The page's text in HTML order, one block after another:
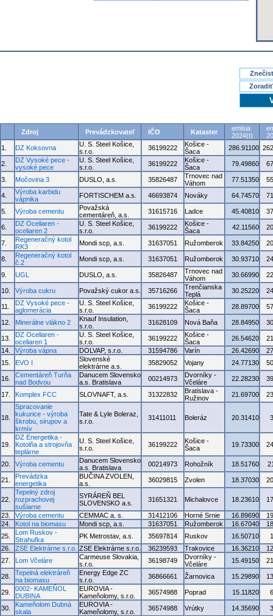
Zdroj Prevádzkovateľ IČO Kataster
emisia
2024(t)
1.
DZ Koksovna
U. S. Steel Košice,
s.r.o.
36199222
Košice -
Šaca
286.91100
2.
DZ Vysoké pece -
vysoké pece
U. S. Steel Košice,
s.r.o.
36199222
Košice -
Šaca
79.49860
3. Močovina 3 DUSLO, a.s. 35826487
Trnovec nad
Váhom
77.51350
4.
Výroba karbidu
vápnika
FORTISCHEM a.s. 46693874 Nováky 64.74570
5. Výroba cementu
Považská
cementáreň, a.s.
31615716 Ladce 45.40810
6.
DZ Oceliaren -
oceliaren 2
U. S. Steel Košice,
s.r.o.
36199222
Košice -
Šaca
42.11560
7.
Regeneračný kotol
RK3
Mondi scp, a.s. 31637051 Ružomberok 33.84250
8.
Regeneračný kotol
č.2
Mondi scp, a.s. 31637051 Ružomberok 30.93710
9. UGL DUSLO, a.s. 35826487
Trnovec nad
Váhom
30.66990
10. Výroba cukru Považský cukor a.s. 35716266
Trenčianska
Teplá
30.25220
11.
DZ Vysoké pece -
aglomerácia
U. S. Steel Košice,
s.r.o.
36199222
Košice -
Šaca
28.89700
12. Minerálne vlákno 2
Knauf Insulation,
s.r.o.
31628109 Nová Baňa 28.84950
13.
DZ Oceliaren -
oceliaren 1
U. S. Steel Košice,
s.r.o.
36199222
Košice -
Šaca
26.54620
14.
Výroba vápna DOLVAP, s.r.o. 31594786 Varín 26.42690
15.
EVO I
Slovenské
elektrárne a.s.
35829052 Vojany 24.77130
16.
Cementáreň Turňa
nad Bodvou
Danucem Slovensko
a.s. Bratislava
00214973
Dvorníky -
Včeláre
22.28230
17. Komplex FCC SLOVNAFT, a.s. 31322832
Bratislava -
Ružinov
21.69700
18.
Spracovanie
kukurice - výroba
škrobu, sirupov a
krmív
Tate & Lyle Boleraz,
s.r.o.
31411011 Boleráz 20.31410
19.
DZ Energetika -
Kotolňa a strojovňa
teplárne
U. S. Steel Košice,
s.r.o.
36199222
Košice -
Šaca
19.73300
20. Výroba cementu
Danucem Slovensko
a.s. Bratislava
00214973 Rohožník 18.51760
21.
Prevádzka
energetika
BUČINA ZVOLEN,
a.s.
36029815 Zvolen 18.37030
22.
Tepelný zdroj
rozprachovej
sušiarne
SYRÁREŇ BEL
SLOVENSKO a.s.
31651321 Michalovce 18.23610
23. Výroba cementu CEMMAC a. s. 31412106 Horné Srnie 16.89690
24.
Kotol na biomasu Mondi scp, a.s. 31637051 Ružomberok 16.67040
25.
Lom Ruskov -
Strahuľka
PK Metrostav, a.s. 35697814 Ruskov 16.50710
26.
ZSE Elektrárne s.r.o. ZSE Elektrárne s.r.o. 36239593 Trakovice 16.36210
27.
Lom Včeláre
Carmeuse Slovakia,
s.r.o.
36198749
Dvorníky -
Včeláre
15.49150
28.
Tepelná elektráreň
na biomasu
Energy Edge ZC
s.r.o.
36866661 Žarnovica 15.29890
29.
0002- KAMEŇOL
DUBINA
EUROVIA -
Kameňolomy, s.r.o.
36574988 Poprad 15.11820
30.
Kameňolom Dubná
skala
EUROVIA -
Kameňolomy, s.r.o.
36574988 Vrútky 14.35690